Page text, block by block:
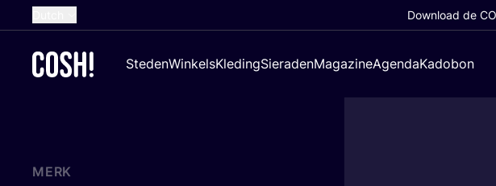
French
Croatian
Download de
StedenWinkelsKledingSieradenMagazineAgendaKadobon
MERK